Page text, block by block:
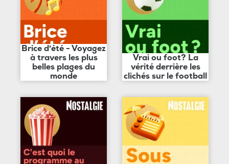
Brice d'été - Voyagez
à travers les plus
belles plages du
monde
Vrai ou foot? La
vérité derrière les
clichés sur le football